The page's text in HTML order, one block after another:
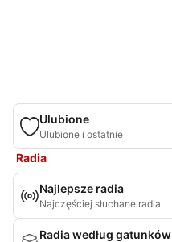
Ulubione
Ulubione i ostatnie
Radia
Najlepsze radia
Najczęściej słuchane radia
Radia według gatunków